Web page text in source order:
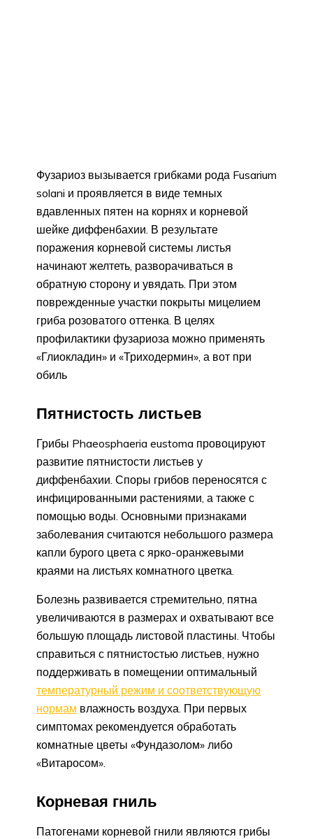
Фузариоз вызывается грибками рода Fusarium
solani и проявляется в виде темных
вдавленных пятен на корнях и корневой
шейке диффенбахии. В результате
поражения корневой системы листья
начинают желтеть, разворачиваться в
обратную сторону и увядать. При этом
поврежденные участки покрыты мицелием
гриба розоватого оттенка. В целях
профилактики фузариоза можно применять
«Глиокладин» и «Триходермин», а вот при
обиль
Пятнистость листьев
Грибы Phaeosphaeria eustoma провоцируют
развитие пятнистости листьев у
диффенбахии. Споры грибов переносятся с
инфицированными растениями, а также с
помощью воды. Основными признаками
заболевания считаются небольшого размера
капли бурого цвета с ярко-оранжевыми
краями на листьях комнатного цветка.
Болезнь развивается стремительно, пятна
увеличиваются в размерах и охватывают все
большую площадь листовой пластины. Чтобы
справиться с пятнистостью листьев, нужно
поддерживать в помещении оптимальный
температурный режим и соответствующую
нормам влажность воздуха. При первых
симптомах рекомендуется обработать
комнатные цветы «Фундазолом» либо
«Витаросом».
Корневая гниль
Патогенами корневой гнили являются грибы